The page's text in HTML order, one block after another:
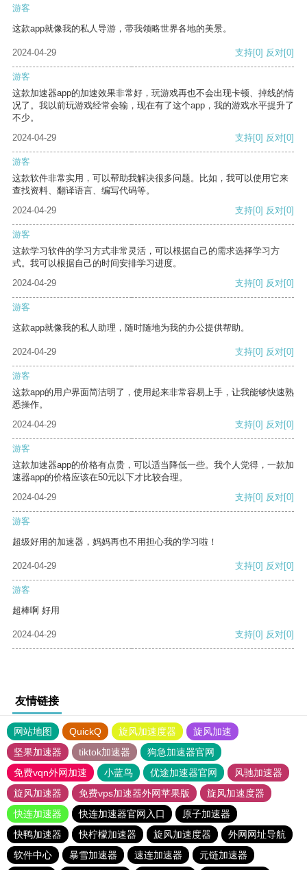
游客
这款app就像我的私人导游，带我领略世界各地的美景。
2024-04-29 支持[0] 反对[0]
游客
这款加速器app的加速效果非常好，玩游戏再也不会出现卡顿、掉线的情
况了。我以前玩游戏经常会输，现在有了这个app，我的游戏水平提升了
不少。
2024-04-29
支持[0] 反对[0]
游客
这款软件非常实用，可以帮助我解决很多问题。比如，我可以使用它来
查找资料、翻译语言、编写代码等。
2024-04-29
支持[0] 反对[0]
游客
这款学习软件的学习方式非常灵活，可以根据自己的需求选择学习方
式。我可以根据自己的时间安排学习进度。
2024-04-29
支持[0] 反对[0]
游客
这款app就像我的私人助理，随时随地为我的办公提供帮助。
2024-04-29 支持[0] 反对[0]
游客
这款app的用户界面简洁明了，使用起来非常容易上手，让我能够快速熟
悉操作。
2024-04-29
支持[0] 反对[0]
游客
这款加速器app的价格有点贵，可以适当降低一些。我个人觉得，一款加
速器app的价格应该在50元以下才比较合理。
2024-04-29
支持[0] 反对[0]
游客
超级好用的加速器，妈妈再也不用担心我的学习啦！
2024-04-29 支持[0] 反对[0]
游客
超棒啊 好用
2024-04-29 支持[0] 反对[0]
友情链接
网站地图 QuickQ 旋风加速度器
旋风加速
坚果加速器
tiktok加速器
狗急加速器官网
免费vqn外网加速
小蓝鸟 优途加速器官网
风驰加速器
旋风加速器
免费vps加速器外网苹果版
旋风加速度器
快连加速器
快连加速器官网入口
原子加速器
快鸭加速器
快柠檬加速器 旋风加速度器
外网网址导航
软件中心
暴雪加速器 速连加速器 元链加速器